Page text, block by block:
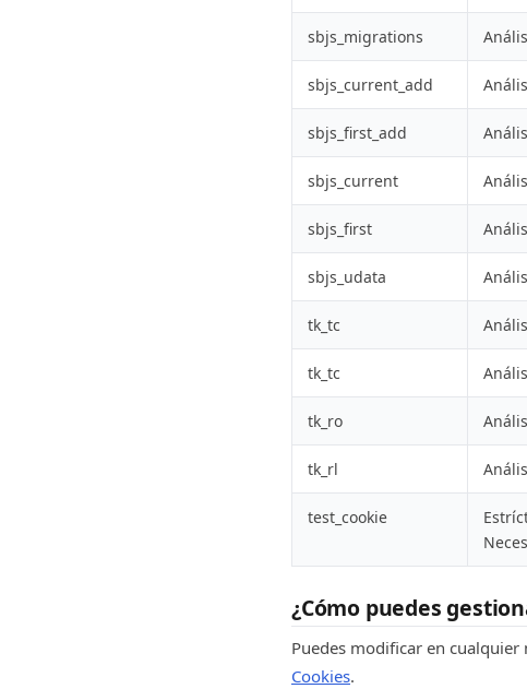
sbjs_migrations
sbjs_current_add
sbjs_first_add
sbjs_current
sbjs_first
sbjs_udata
tk_tc
tk_tc
tk_ro
tk_rl
test_cookie
¿Cómo puedes
Puedes modificar en
Cookies.